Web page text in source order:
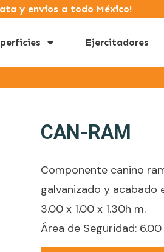
y envíos a todo México!
Ejercitadores
CAN-RAM
Componente canino
galvanizado y acabado
3.00 x 1.00 x 1.30h m.
Área de Seguridad: